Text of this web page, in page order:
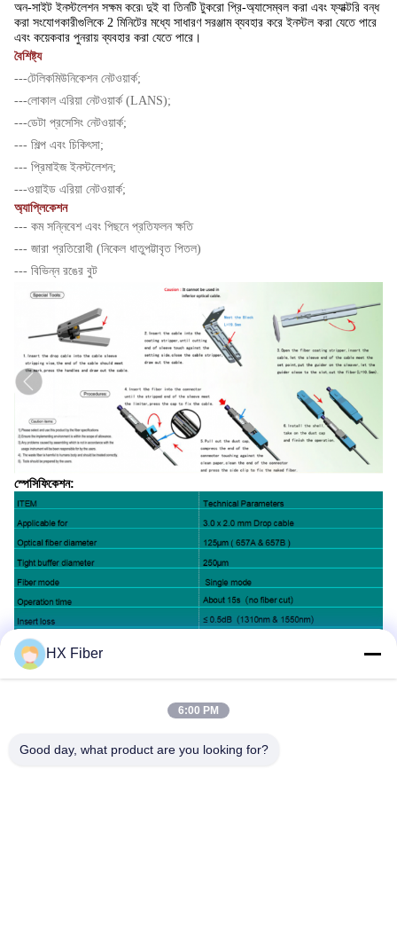
অন-সাইট ইনস্টলেশন সক্ষম করে৷ দুই বা তিনটি টুকরো প্রি-অ্যাসেম্বল করা এবং ফ্যাক্টরি বন্ধ
করা সংযোগকারীগুলিকে 2 মিনিটের মধ্যে সাধারণ সরঞ্জাম ব্যবহার করে ইনস্টল করা যেতে পারে
এবং কয়েকবার পুনরায় ব্যবহার করা যেতে পারে।
বৈশিষ্ট্য
---টেলিকমিউনিকেশন নেটওয়ার্ক;
---লোকাল এরিয়া নেটওয়ার্ক (LANS);
---ডেটা প্রসেসিং নেটওয়ার্ক;
--- শিল্প এবং চিকিৎসা;
--- প্রিমাইজ ইনস্টলেশন;
---ওয়াইড এরিয়া নেটওয়ার্ক;
অ্যাপ্লিকেশন
--- কম সন্নিবেশ এবং পিছনে প্রতিফলন ক্ষতি
--- জারা প্রতিরোধী (নিকেল ধাতুপট্টাবৃত পিতল)
--- বিভিন্ন রঙের বুট
স্পেসিফিকেশন:
HX Fiber
6:00 PM
Good day, what product are you looking for?